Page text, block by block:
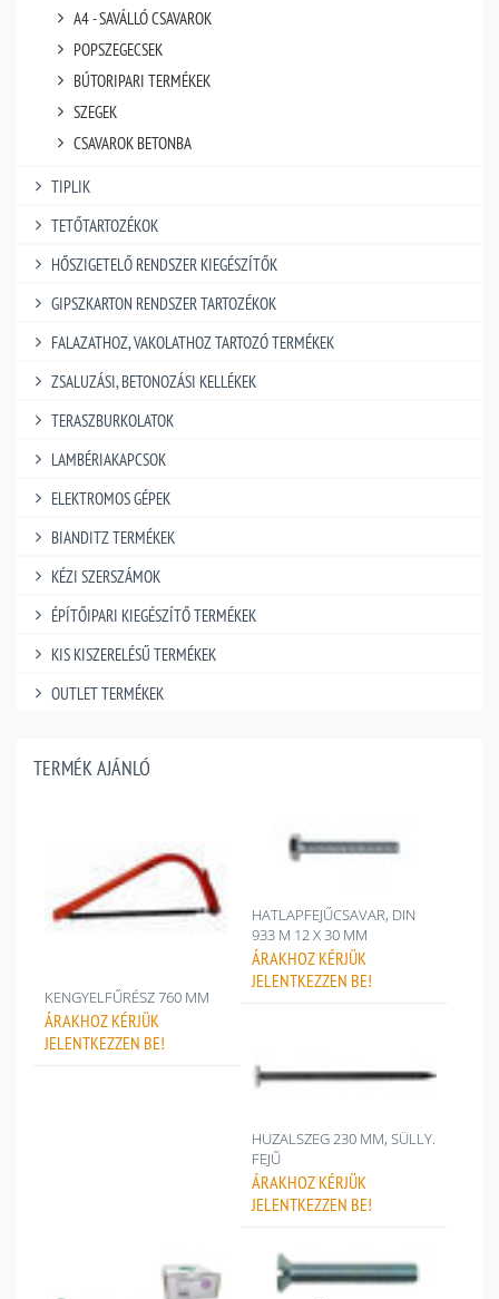
A4 - SAVÁLLÓ CSAVAROK
POPSZEGECSEK
BÚTORIPARI TERMÉKEK
SZEGEK
CSAVAROK BETONBA
TIPLIK
TETŐTARTOZÉKOK
HŐSZIGETELŐ RENDSZER KIEGÉSZÍTŐK
GIPSZKARTON RENDSZER TARTOZÉKOK
FALAZATHOZ, VAKOLATHOZ TARTOZÓ TERMÉKEK
ZSALUZÁSI, BETONOZÁSI KELLÉKEK
TERASZBURKOLATOK
LAMBÉRIAKAPCSOK
ELEKTROMOS GÉPEK
BIANDITZ TERMÉKEK
KÉZI SZERSZÁMOK
ÉPÍTŐIPARI KIEGÉSZÍTŐ TERMÉKEK
KIS KISZERELÉSŰ TERMÉKEK
OUTLET TERMÉKEK
TERMÉK AJÁNLÓ
KENGYELFŰRÉSZ 760 MM
ÁRAKHOZ KÉRJÜK
JELENTKEZZEN BE!
HATLAPFEJŰCSAVAR, DIN
933 M 12 X 30 MM
ÁRAKHOZ KÉRJÜK
JELENTKEZZEN BE!
HUZALSZEG 230 MM, SÜLLY.
FEJŰ
ÁRAKHOZ KÉRJÜK
JELENTKEZZEN BE!